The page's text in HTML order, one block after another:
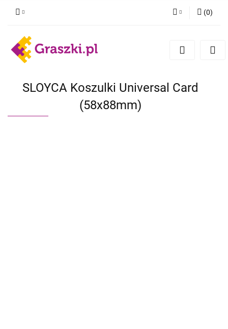
Zarejestruj się
Zgody cookies
(0)
SLOYCA Koszulki Universal Card
(58x88mm)